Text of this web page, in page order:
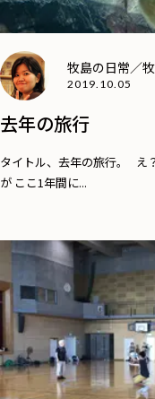
牧島の日常／
2019.10.05
去年の旅行
タイトル、去年の旅行。 え
が ここ1年間に...